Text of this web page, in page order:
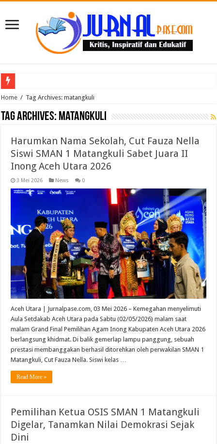
Puluhan Guru Berkumpul di TPN XIII Aceh Utara, Kacabdin Tekankan Cetak
Home / Tag Archives: matangkuli
Tag Archives: matangkuli
Harumkan Nama Sekolah, Cut Fauza Nella
Siswi SMAN 1 Matangkuli Sabet Juara II
Inong Aceh Utara 2026
3 Mei 2026 News 0
Aceh Utara | Jurnalpase.com, 03 Mei 2026 – Kemegahan menyelimuti
Aula Setdakab Aceh Utara pada Sabtu (02/05/2026) malam saat
malam Grand Final Pemilihan Agam Inong Kabupaten Aceh Utara 2026
berlangsung khidmat. Di balik gemerlap lampu panggung, sebuah
prestasi membanggakan berhasil ditorehkan oleh perwakilan SMAN 1
Matangkuli, Cut Fauza Nella. Siswi kelas …
Read More »
Pemilihan Ketua OSIS SMAN 1 Matangkuli
Digelar, Tanamkan Nilai Demokrasi Sejak
Dini